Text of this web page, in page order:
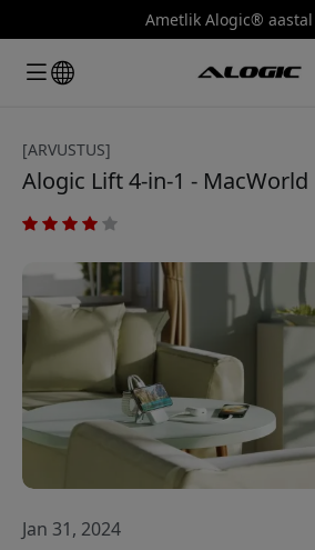
Ametlik Alogic® aastal
[ARVUSTUS]
Alogic Lift 4-in-1 - MacWorld
Jan 31, 2024